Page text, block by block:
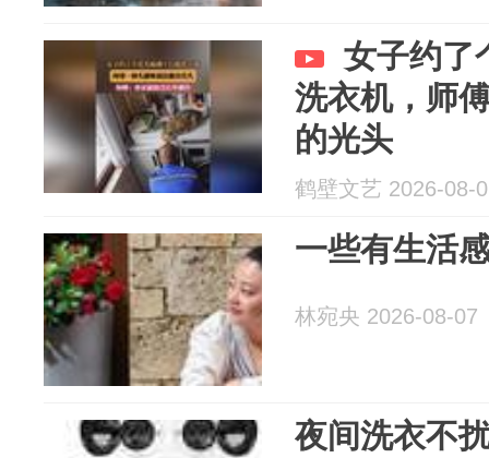
女子约了
洗衣机，师
的光头
鹤壁文艺 2026-08-
一些有生活
林宛央 2026-08-07
夜间洗衣不